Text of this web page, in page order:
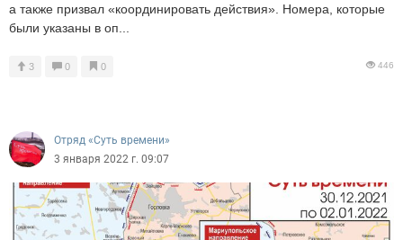
а также призвал «координировать действия». Номера, которые
были указаны в оп...
3 0 0 446
Отряд «Суть времени»
3 января 2022 г. 09:07